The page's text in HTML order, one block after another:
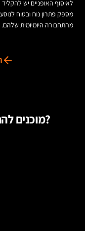
לאיסוף האופניים יש
מספק פתרון נוח ובטוח
מהתחבורה היומיומית שלהם.
מוכנים להתחיל פרויקט בניית אתר?